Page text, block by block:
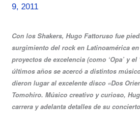
9, 2011
Con los Shakers, Hugo Fattoruso fue
surgimiento del rock en Latinoamérica
proyectos de excelencia (como ‘Opa’ y el
últimos años se acercó a distintos
dieron lugar al excelente disco «Dos
Tomohiro. Músico creativo y curioso,
carrera y adelanta detalles de su